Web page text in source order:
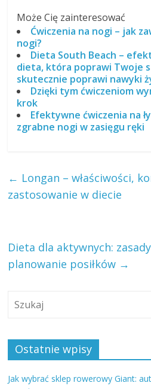
Może Cię zainteresować
Ćwiczenia na nogi – jak
nogi?
Dieta South Beach –
dieta, która poprawi Twoje
skutecznie poprawi nawyki
Dzięki tym ćwiczeniom
krok
Efektywne ćwiczenia na
zgrabne nogi w zasięgu ręki
← Longan – właściwości,
zastosowanie w diecie
Dieta dla aktywnych:
planowanie posiłków →
Ostatnie wpisy
Jak wybrać sklep rowerowy Giant: